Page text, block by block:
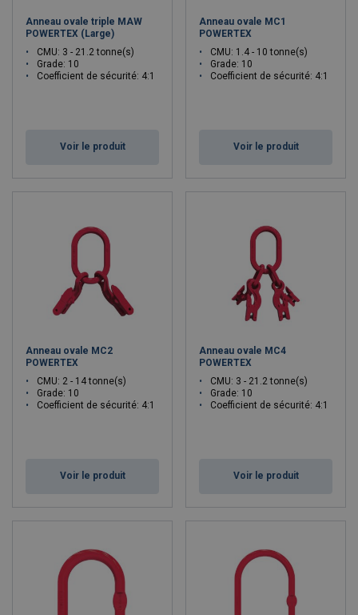
Anneau ovale triple MAW
POWERTEX (Large)
CMU: 3 - 21.2 tonne(s)
Grade: 10
Coefficient de sécurité: 4:1
Voir le produit
Anneau ovale MC1
POWERTEX
CMU: 1.4 - 10 tonne(s)
Grade: 10
Coefficient de sécurité: 4:1
Voir le produit
Anneau ovale MC2
POWERTEX
CMU: 2 - 14 tonne(s)
Grade: 10
Coefficient de sécurité: 4:1
Voir le produit
Anneau ovale MC4
POWERTEX
CMU: 3 - 21.2 tonne(s)
Grade: 10
Coefficient de sécurité: 4:1
Voir le produit